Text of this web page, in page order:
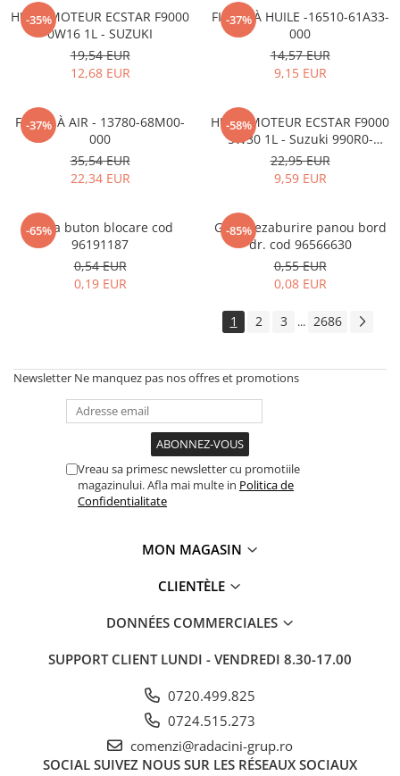
-35%
HUILE MOTEUR ECSTAR F9000
0W16 1L - SUZUKI
19,54 EUR
12,68 EUR
-37%
FILTRE À HUILE -16510-61A33-
000
14,57 EUR
9,15 EUR
-37%
FILTRE À AIR - 13780-68M00-
000
35,54 EUR
22,34 EUR
-58%
HUILE MOTEUR ECSTAR F9000
5W30 1L - Suzuki 990R0-
21E72-001
22,95 EUR
9,59 EUR
-65%
Rama buton blocare cod
96191187
0,54 EUR
0,19 EUR
-85%
Grila dezaburire panou bord
dr. cod 96566630
0,55 EUR
0,08 EUR
1 2 3 ... 2686
Newsletter Ne manquez pas nos offres et promotions
Vreau sa primesc newsletter cu promotiile
magazinului. Afla mai multe in Politica de
Confidentialitate
MON MAGASIN
CLIENTÈLE
DONNÉES COMMERCIALES
SUPPORT CLIENT LUNDI - VENDREDI 8.30-17.00
0720.499.825
0724.515.273
comenzi@radacini-grup.ro
SOCIAL SUIVEZ NOUS SUR LES RÉSEAUX SOCIAUX